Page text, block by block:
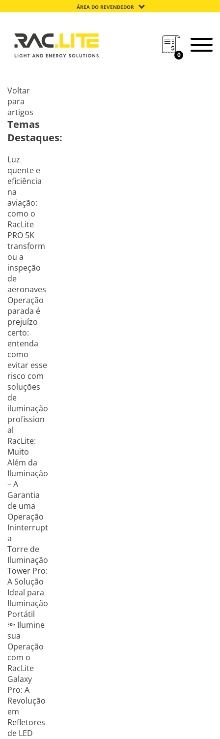
ÁREA DO REVENDEDOR
0
Voltar
para
artigos
Temas
Destaques:
Luz
quente e
eficiência
na
aviação:
como o
RacLite
PRO 5K
transform
ou a
inspeção
de
aeronaves
Operação
parada é
prejuízo
certo:
entenda
como
evitar esse
risco com
soluções
de
iluminação
profission
al
RacLite:
Muito
Além da
Iluminação
– A
Garantia
de uma
Operação
Ininterrupt
a
Torre de
Iluminação
Tower Pro:
A Solução
Ideal para
Iluminação
Portátil
🔦 Ilumine
sua
Operação
com o
RacLite
Galaxy
Pro: A
Revolução
em
Refletores
de LED